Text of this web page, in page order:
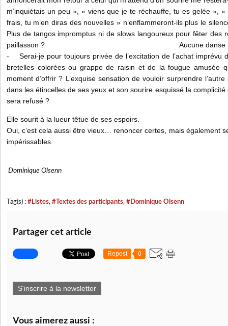
m’inquiétais un peu », « viens que je te réchauffe, tu es gelée », «
frais, tu m’en diras des nouvelles » n’enflammeront-ils plus le
Plus de tangos impromptus ni de slows langoureux pour fêter des
paillasson ? Aucune danse ne se
- Serai-je pour toujours privée de l’excitation de l’achat imprévu
bretelles colorées ou grappe de raisin et de la fougue amusée
moment d’offrir ? L’exquise sensation de vouloir surprendre
dans les étincelles de ses yeux et son sourire esquissé la
sera refusé ?
Elle sourit à la lueur têtue de ses espoirs.
Oui, c’est cela aussi être vieux… renoncer certes, mais également
impérissables.
Dominique Olsenn
Tag(s) : #Listes, #Textes des participants, #Dominique Olsenn
Partager cet article
Repost 0
S'inscrire à la newsletter
Vous aimerez aussi :